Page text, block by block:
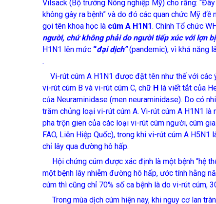
Vilsack (Bộ trưởng Nông nghiệp Mỹ) cho rằng:
không gây ra bệnh” và do đó các quan chức Mỹ đề
gọi tên khoa học là cúm A H1N1. Chính Tổ chức
người, chứ không phải do người tiếp xúc với lợn
H1N1 lên mức “đại dịch”(pandemic), vì khả năng
.
Vi-rút cúm A H1N1 được đặt tên như thế với các
vi-rút cúm B và vi-rút cúm C, chữ H là viết tắt của
của Neuraminidase (men neuraminidase). Do có
trăm chủng loại vi-rút cúm A. Vi-rút cúm A H1N1
pha trộn gien của các loại vi-rút cúm người, cúm
FAO, Liên Hiệp Quốc), trong khi vi-rút cúm A
chỉ lây qua đường hô hấp.
Hội chứng cúm được xác định là một bệnh “hệ
một bệnh lây nhiễm đường hô hấp, ước tính hằng
cúm thì cũng chỉ 70% số ca bệnh là do vi-rút cúm,
Trong mùa dịch cúm hiện nay, khi nguy cơ lan